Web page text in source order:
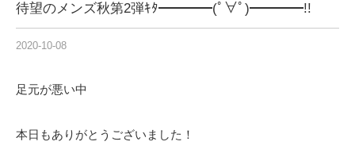
待望のメンズ秋第2弾ｷﾀ━━━━(ﾟ∀ﾟ)━━━━!!
2020-10-08
足元が悪い中
本日もありがとうございました！